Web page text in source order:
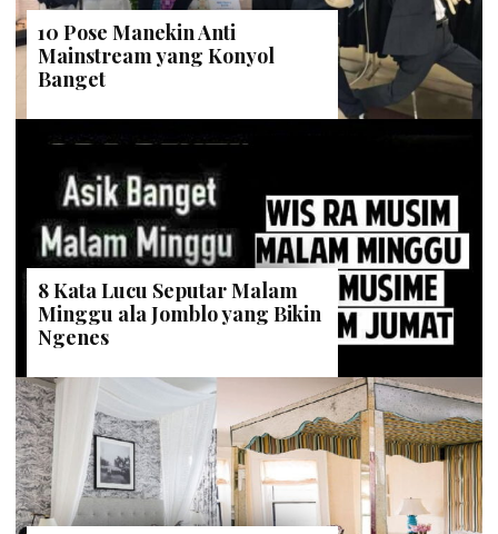
10 Pose Manekin Anti
Mainstream yang Konyol
Banget
8 Kata Lucu Seputar Malam
Minggu ala Jomblo yang Bikin
Ngenes